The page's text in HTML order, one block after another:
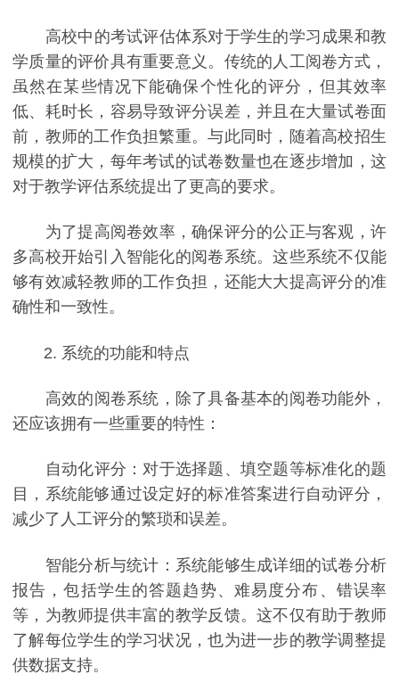
高校中的考试评估体系对于学生的学习成果和教
学质量的评价具有重要意义。传统的人工阅卷方式，
虽然在某些情况下能确保个性化的评分，但其效率
低、耗时长，容易导致评分误差，并且在大量试卷面
前，教师的工作负担繁重。与此同时，随着高校招生
规模的扩大，每年考试的试卷数量也在逐步增加，这
对于教学评估系统提出了更高的要求。
为了提高阅卷效率，确保评分的公正与客观，许
多高校开始引入智能化的阅卷系统。这些系统不仅能
够有效减轻教师的工作负担，还能大大提高评分的准
确性和一致性。
2. 系统的功能和特点
高效的阅卷系统，除了具备基本的阅卷功能外，
还应该拥有一些重要的特性：
自动化评分：对于选择题、填空题等标准化的题
目，系统能够通过设定好的标准答案进行自动评分，
减少了人工评分的繁琐和误差。
智能分析与统计：系统能够生成详细的试卷分析
报告，包括学生的答题趋势、难易度分布、错误率
等，为教师提供丰富的教学反馈。这不仅有助于教师
了解每位学生的学习状况，也为进一步的教学调整提
供数据支持。